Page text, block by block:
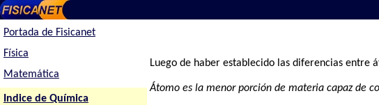
Portada de Fisicanet
Física
Matemática
Indice de Química
Luego de haber establecido las diferencias entre
Átomo es la menor porción de materia capaz de